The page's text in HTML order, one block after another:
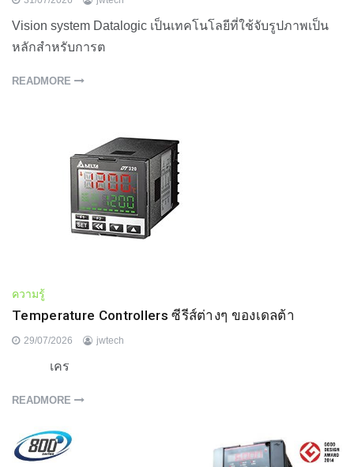
Vision system Datalogic เป็นเทคโนโลยีที่ใช้จับรูปภาพเป็น
หลักสำหรับการต
READMORE
ความรู้
Temperature Controllers ซีรีส์ต่างๆ ของเดลต้า
29/07/2026 jwtech
เคร
READMORE